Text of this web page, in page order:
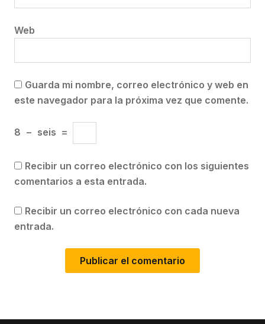
Web
Guarda mi nombre, correo electrónico y web en
este navegador para la próxima vez que comente.
8 − seis =
Recibir un correo electrónico con los siguientes
comentarios a esta entrada.
Recibir un correo electrónico con cada nueva
entrada.